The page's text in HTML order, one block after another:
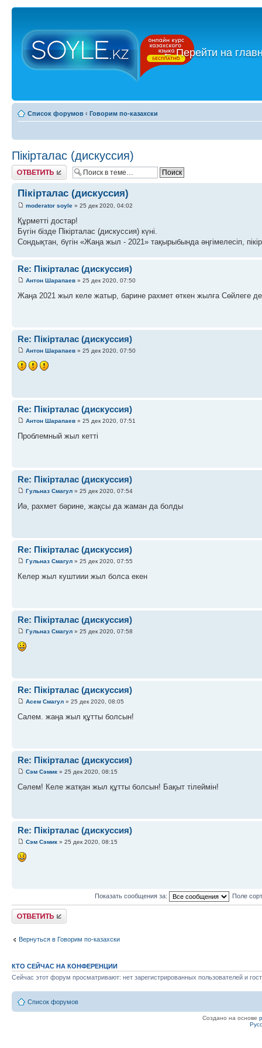
←Перейти на
Список форумов ‹ Говорим по-казахски
Пікірталас (дискуссия)
Ответить
Пікірталас (дискуссия)
moderator soyle » 25 дек 2020, 04:02
Құрметті достар!
Бүгін бізде Пікірталас (дискуссия) күні.
Сондықтан, бүгін «Жаңа жыл - 2021» тақырыбында әңгімелесіп,
Re: Пікірталас (дискуссия)
Антон Шарапаев » 25 дек 2020, 07:50
Жаңа 2021 жыл келе жатыр, барине рахмет өткен жылға Сөйлеге де
Re: Пікірталас (дискуссия)
Антон Шарапаев » 25 дек 2020, 07:50
Re: Пікірталас (дискуссия)
Антон Шарапаев » 25 дек 2020, 07:51
Проблемный жыл кетті
Re: Пікірталас (дискуссия)
Гульназ Смагул » 25 дек 2020, 07:54
Иә, рахмет бәрине, жақсы да жаман да болды
Re: Пікірталас (дискуссия)
Гульназ Смагул » 25 дек 2020, 07:55
Келер жыл куштиии жыл болса екен
Re: Пікірталас (дискуссия)
Гульназ Смагул » 25 дек 2020, 07:58
Re: Пікірталас (дискуссия)
Асем Смагул » 25 дек 2020, 08:05
Салем. жаңа жыл құтты болсын!
Re: Пікірталас (дискуссия)
Сэм Сэмик » 25 дек 2020, 08:15
Сәлем! Келе жатқан жыл құтты болсын! Бақыт тілеймін!
Re: Пікірталас (дискуссия)
Сэм Сэмик » 25 дек 2020, 08:15
Показать сообщения за: Поле
Ответить
Вернуться в Говорим по-казахски
КТО СЕЙЧАС НА КОНФЕРЕНЦИИ
Сейчас этот форум просматривают: нет зарегистрированных пользователей и
Список форумов
Создано на основе